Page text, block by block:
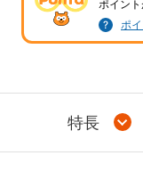
ポイント
ポ
特長